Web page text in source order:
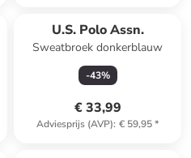
U.S. Polo Assn.
Sweatbroek donkerblauw
-43%
€ 33,99
Adviesprijs (AVP): € 59,95*